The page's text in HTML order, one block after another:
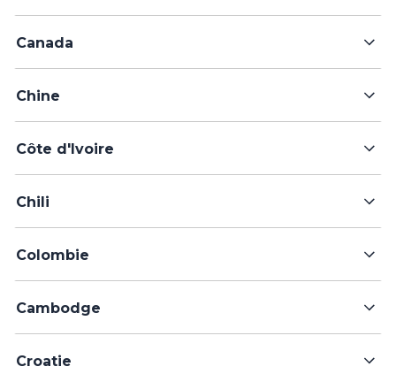
Canada
Chine
Côte d'Ivoire
Chili
Colombie
Cambodge
Croatie